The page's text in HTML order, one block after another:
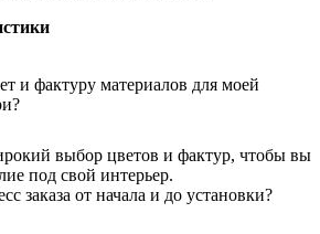
и фактуру материалов для моей
выбор цветов и фактур, чтобы вы
под свой интерьер.
заказа от начала и до установки?